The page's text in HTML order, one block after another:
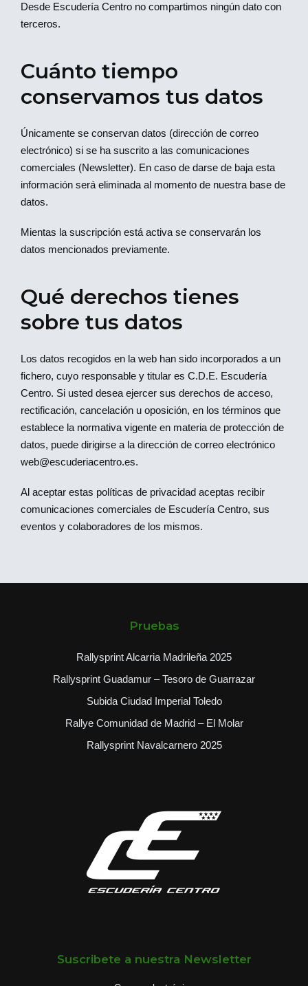
Desde Escudería Centro no compartimos ningún dato con
terceros.
Cuánto tiempo
conservamos tus datos
Únicamente se conservan datos (dirección de correo
electrónico) si se ha suscrito a las comunicaciones
comerciales (Newsletter). En caso de darse de baja esta
información será eliminada al momento de nuestra base de
datos.
Mientas la suscripción está activa se conservarán los
datos mencionados previamente.
Qué derechos tienes
sobre tus datos
Los datos recogidos en la web han sido incorporados a un
fichero, cuyo responsable y titular es C.D.E. Escudería
Centro. Si usted desea ejercer sus derechos de acceso,
rectificación, cancelación u oposición, en los términos que
establece la normativa vigente en materia de protección de
datos, puede dirigirse a la dirección de correo electrónico
web@escuderiacentro.es.
Al aceptar estas políticas de privacidad aceptas recibir
comunicaciones comerciales de Escudería Centro, sus
eventos y colaboradores de los mismos.
Pruebas
Rallysprint Alcarria Madrileña 2025
Rallysprint Guadamur – Tesoro de Guarrazar
Subida Ciudad Imperial Toledo
Rallye Comunidad de Madrid – El Molar
Rallysprint Navalcarnero 2025
Suscribete a nuestra Newsletter